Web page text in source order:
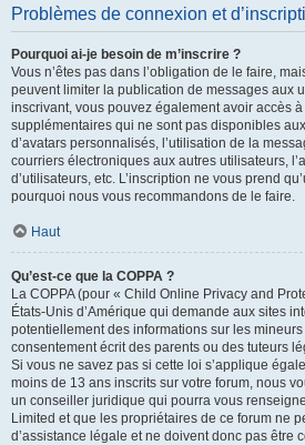
Problèmes de connexion et
Pourquoi ai-je besoin de m’inscrire ?
Vous n’êtes pas dans l’obligation de le faire,
peuvent limiter la publication de messages aux
inscrivant, vous pouvez également avoir accès
supplémentaires qui ne sont pas disponibles
d’avatars personnalisés, l’utilisation de la
courriers électroniques aux autres utilisateurs,
d’utilisateurs, etc. L’inscription ne vous prend
pourquoi nous vous recommandons de le faire.
Haut
Qu’est-ce que la COPPA ?
La COPPA (pour « Child Online Privacy and
États-Unis d’Amérique qui demande aux sites
potentiellement des informations sur les
consentement écrit des parents ou des tuteurs
Si vous ne savez pas si cette loi s’applique
moins de 13 ans inscrits sur votre forum, nous
un conseiller juridique qui pourra vous
Limited et que les propriétaires de ce forum ne
d’assistance légale et ne doivent donc pas être